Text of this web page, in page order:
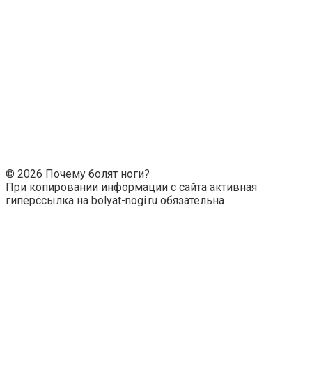
© 2026 Почему болят ноги?
При копировании информации с сайта активная
гиперссылка на bolyat-nogi.ru обязательна